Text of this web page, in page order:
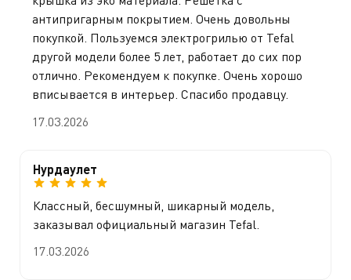
антипригарным покрытием. Очень довольны
покупкой. Пользуемся электрогрилью от Tefal
другой модели более 5 лет, работает до сих пор
отлично. Рекомендуем к покупке. Очень хорошо
вписывается в интерьер. Спасибо продавцу.
17.03.2026
Нурдаулет
Классный, бесшумный, шикарный модель,
заказывал официальный магазин Tefal.
17.03.2026